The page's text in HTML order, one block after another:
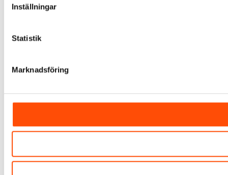
Inställningar
Statistik
Marknadsföring